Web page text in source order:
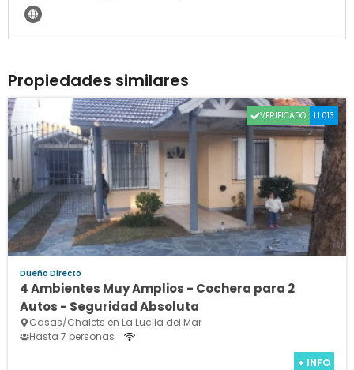
Propiedades similares
VERIFICADO LL013
Dueño Directo
4 Ambientes Muy Amplios - Cochera para 2
Autos - Seguridad Absoluta
Casas/Chalets en La Lucila del Mar
Hasta 7 personas
+ INFO